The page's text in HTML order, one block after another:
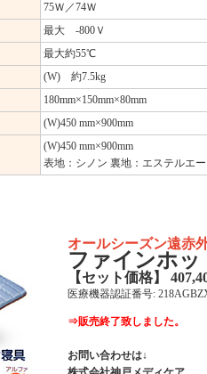
75Ｗ／74Ｗ
最大 -800Ｖ
最大約55℃
(W) 約7.5kg
180mm×150mm×80mm
(W)450 mm×900mm
(W)450 mm×900mm
表地：シノン 裏地：エステルエ
オールシーズン遠赤
ファインホッ
【セット価格】
医療機器認証番号:
⇒販売終了致しました。
お問い合わせは↓